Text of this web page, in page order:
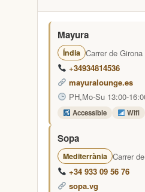
Mayura
Índia Carrer de Girona
+34934814536
mayuralounge.es
PH,Mo-Su 13:00-
Accessible Wifi
Sopa
Mediterrània Carrer
+34 933 09 56 76
sopa.vg